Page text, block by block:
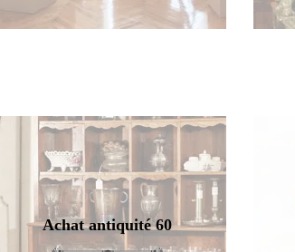
Achat antiquité 60